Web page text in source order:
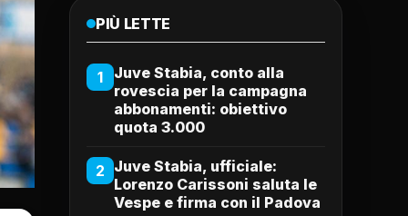
PIÙ LETTE
1
Juve Stabia, conto alla
rovescia per la campagna
abbonamenti: obiettivo
quota 3.000
2 Juve Stabia, ufficiale:
Lorenzo Carissoni saluta le
Vespe e firma con il Padova